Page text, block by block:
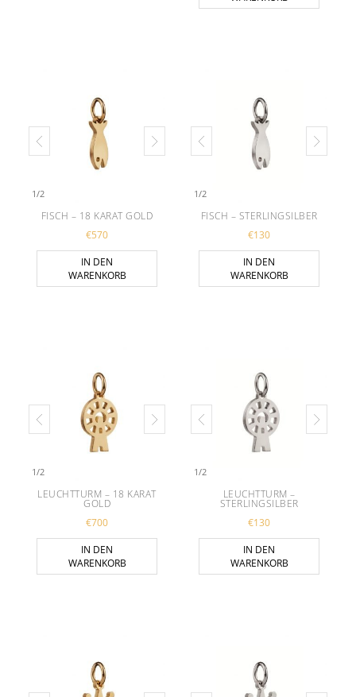
1/2
FISCH – 18 KARAT GOLD
€570
IN DEN
WARENKORB
1/2
FISCH – STERLINGSILBER
€130
IN DEN
WARENKORB
1/2
LEUCHTTURM – 18 KARAT
GOLD
€700
IN DEN
WARENKORB
1/2
LEUCHTTURM –
STERLINGSILBER
€130
IN DEN
WARENKORB